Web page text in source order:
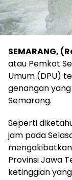
SEMARANG,
atau Pemkot
Umum (DPU)
genangan
Semarang.
Seperti
jam pada
Provinsi Jawa
ketinggian